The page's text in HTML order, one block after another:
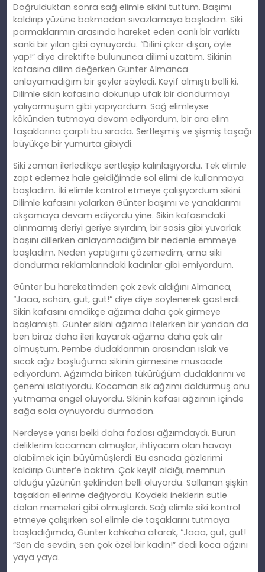
Doğrulduktan sonra sağ elimle sikini tuttum. Başımı
kaldırıp yüzüne bakmadan sıvazlamaya başladım. Siki
parmaklarımın arasında hareket eden canlı bir varlıktı
sanki bir yılan gibi oynuyordu. “Dilini çıkar dışarı, öyle
yap!” diye direktifte bulununca dilimi uzattım. Sikinin
kafasına dilim değerken Günter Almanca
anlayamadığım bir şeyler söyledi. Keyif almıştı belli ki.
Dilimle sikin kafasına dokunup ufak bir dondurmayı
yalıyormuşum gibi yapıyordum. Sağ elimleyse
kökünden tutmaya devam ediyordum, bir ara elim
taşaklarına çarptı bu sırada. Sertleşmiş ve şişmiş taşağı
büyükçe bir yumurta gibiydi.
Siki zaman ilerledikçe sertleşip kalınlaşıyordu. Tek elimle
zapt edemez hale geldiğimde sol elimi de kullanmaya
başladım. İki elimle kontrol etmeye çalışıyordum sikini.
Dilimle kafasını yalarken Günter başımı ve yanaklarımı
okşamaya devam ediyordu yine. Sikin kafasındaki
alınmamış deriyi geriye sıyırdım, bir sosis gibi yuvarlak
başını dillerken anlayamadığım bir nedenle emmeye
başladım. Neden yaptığımı çözemedim, ama siki
dondurma reklamlarındaki kadınlar gibi emiyordum.
Günter bu hareketimden çok zevk aldığını Almanca,
“Jaaa, schön, gut, gut!” diye diye söylenerek gösterdi.
Sikin kafasını emdikçe ağzıma daha çok girmeye
başlamıştı. Günter sikini ağzıma itelerken bir yandan da
ben biraz daha ileri kayarak ağzıma daha çok alır
olmuştum. Pembe dudaklarımın arasından ıslak ve
sıcak ağız boşluğuma sikinin girmesine müsaade
ediyordum. Ağzımda biriken tükürüğüm dudaklarımı ve
çenemi ıslatıyordu. Kocaman sik ağzımı doldurmuş onu
yutmama engel oluyordu. Sikinin kafası ağzımın içinde
sağa sola oynuyordu durmadan.
Nerdeyse yarısı belki daha fazlası ağzımdaydı. Burun
deliklerim kocaman olmuşlar, ihtiyacım olan havayı
alabilmek için büyümüşlerdi. Bu esnada gözlerimi
kaldırıp Günter’e baktım. Çok keyif aldığı, memnun
olduğu yüzünün şeklinden belli oluyordu. Sallanan şişkin
taşakları ellerime değiyordu. Köydeki ineklerin sütle
dolan memeleri gibi olmuşlardı. Sağ elimle siki kontrol
etmeye çalışırken sol elimle de taşaklarını tutmaya
başladığımda, Günter kahkaha atarak, “Jaaa, gut, gut!
“Sen de sevdin, sen çok özel bir kadın!” dedi koca ağzını
yaya yaya.